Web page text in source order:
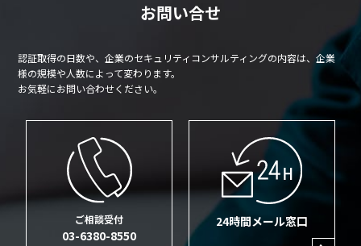
お問い合せ
認証取得の日数や、企業のセキュリティコンサルティングの内容は、企業
様の規模や人数によって変わります。
お気軽にお問い合わせください。
ご相談受付
03-6380-8550
24時間メール窓口